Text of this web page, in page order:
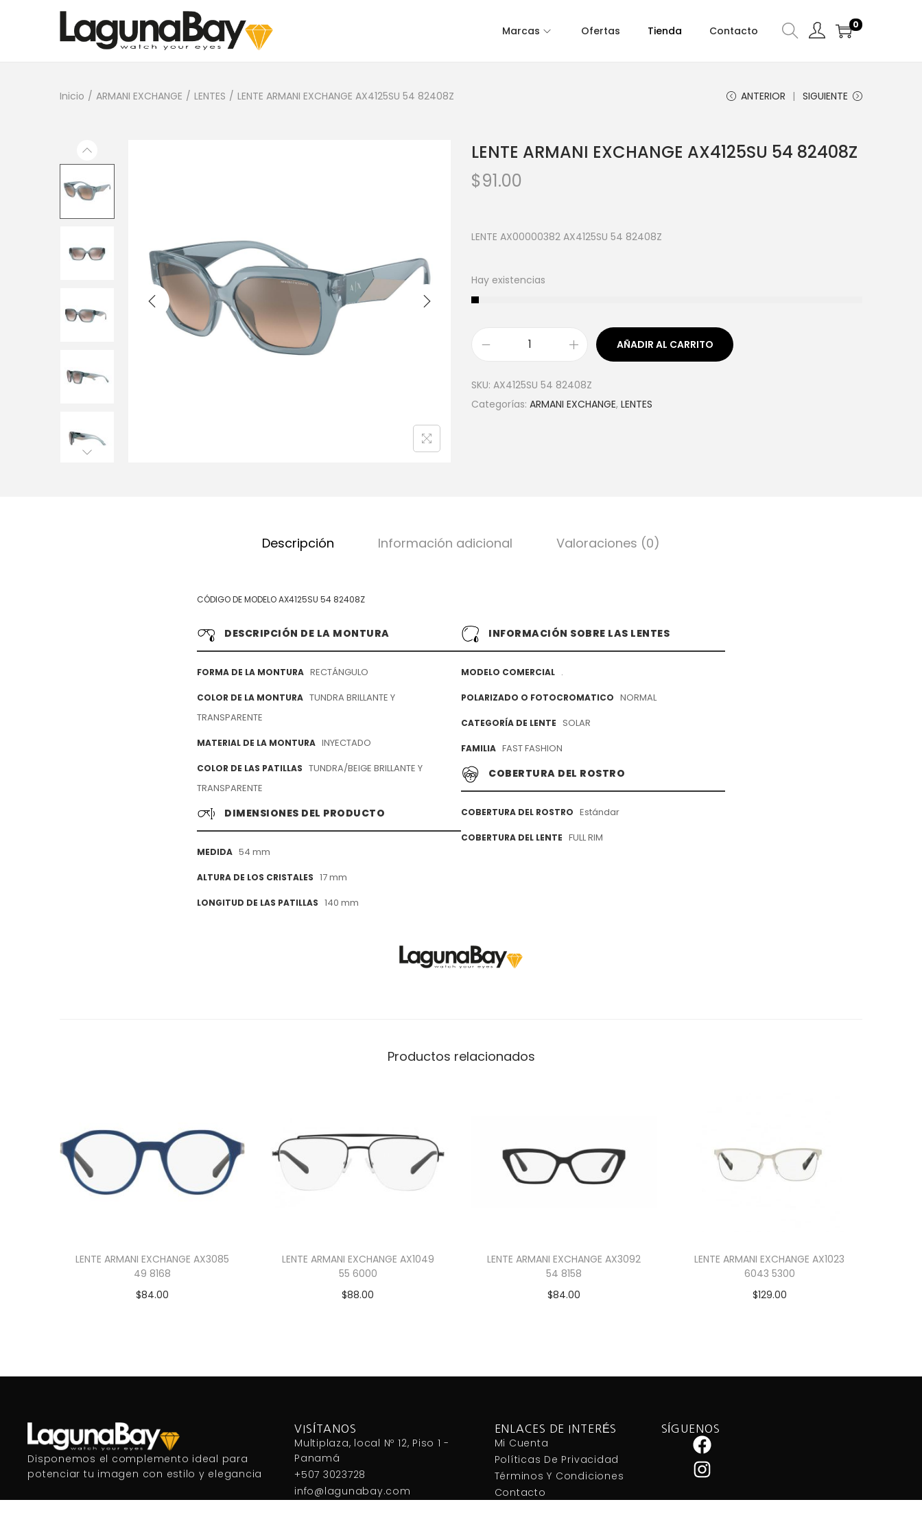
Marcas Ofertas Tienda Contacto 0
Inicio / ARMANI EXCHANGE / LENTES / LENTE ARMANI EXCHANGE AX4125SU 54 82408Z ANTERIOR SIGUIENTE
LENTE ARMANI EXCHANGE AX4125SU 54 82408Z
$91.00
LENTE AX00000382 AX4125SU 54 82408Z
Hay existencias
AÑADIR AL CARRITO
SKU: AX4125SU 54 82408Z
Categorías: ARMANI EXCHANGE, LENTES
Descripción Información adicional Valoraciones (0)
CÓDIGO DE MODELO AX4125SU 54 82408Z
DESCRIPCIÓN DE LA MONTURA
FORMA DE LA MONTURA RECTÁNGULO
COLOR DE LA MONTURA TUNDRA BRILLANTE Y
TRANSPARENTE
MATERIAL DE LA MONTURA INYECTADO
COLOR DE LAS PATILLAS TUNDRA/BEIGE BRILLANTE Y
TRANSPARENTE
DIMENSIONES DEL PRODUCTO
MEDIDA 54 mm
ALTURA DE LOS CRISTALES 17 mm
LONGITUD DE LAS PATILLAS 140 mm
INFORMACIÓN SOBRE LAS LENTES
MODELO COMERCIAL .
POLARIZADO O FOTOCROMATICO NORMAL
CATEGORÍA DE LENTE SOLAR
FAMILIA FAST FASHION
COBERTURA DEL ROSTRO
COBERTURA DEL ROSTRO Estándar
COBERTURA DEL LENTE FULL RIM
Productos relacionados
LENTE ARMANI EXCHANGE AX3085
49 8168
$84.00
LENTE ARMANI EXCHANGE AX1049
55 6000
$88.00
LENTE ARMANI EXCHANGE AX3092
54 8158
$84.00
LENTE ARMANI EXCHANGE AX1023
6043 5300
$129.00
Disponemos el complemento ideal para
potenciar tu imagen con estilo y elegancia
VISÍTANOS
Multiplaza, local Nº 12, Piso 1 -
Panamá
+507 3023728
info@lagunabay.com
ENLACES DE INTERÉS
Mi Cuenta
Políticas De Privacidad
Términos Y Condiciones
Contacto
SÍGUENOS